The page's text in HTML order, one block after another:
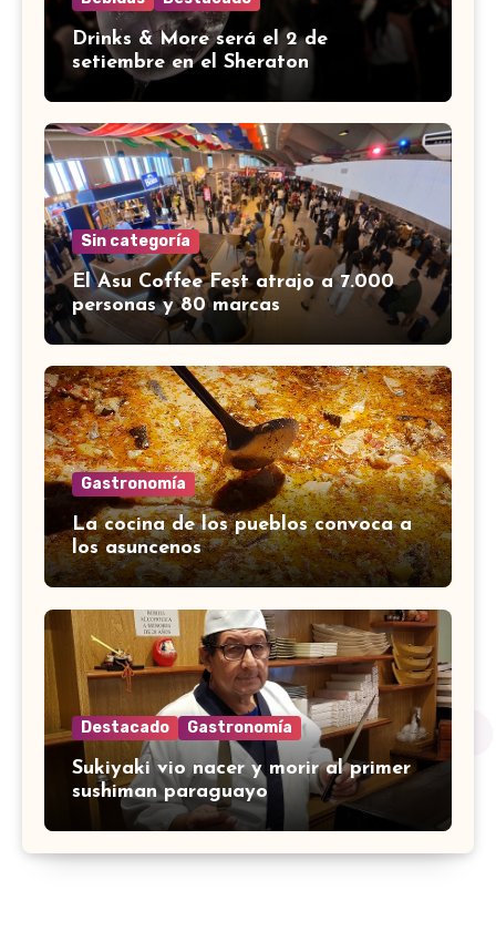
Drinks & More será el 2 de
setiembre en el Sheraton
Sin categoría
El Asu Coffee Fest atrajo a 7.000
personas y 80 marcas
Gastronomía
La cocina de los pueblos convoca a
los asuncenos
Destacado Gastronomía
Sukiyaki vio nacer y morir al primer
sushiman paraguayo